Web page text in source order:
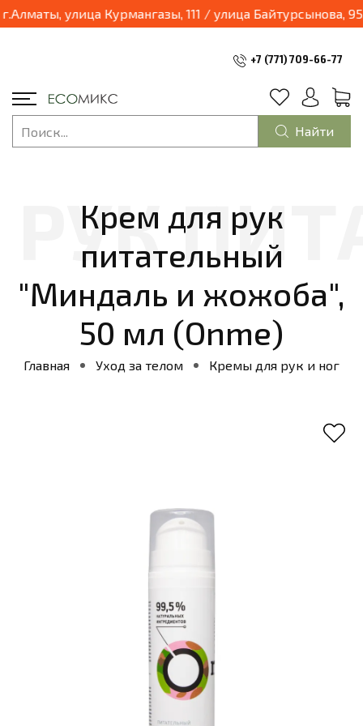
улица Курмангазы, 111 / улица Байтурсынова, 95,
+7 (771) 709-66-77
Найти
Крем для рук
питательный
"Миндаль и жожоба",
50 мл (Onme)
Главная Уход за телом Кремы для рук и ног